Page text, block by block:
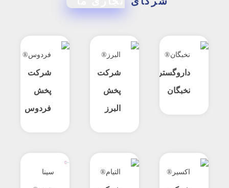
نخبگان®
داروگستر
نخبگان
البرز®
شرکت
پخش
البرز
فردوس®
شرکت
پخش
فردوس
اکسیر® التیام® سینا